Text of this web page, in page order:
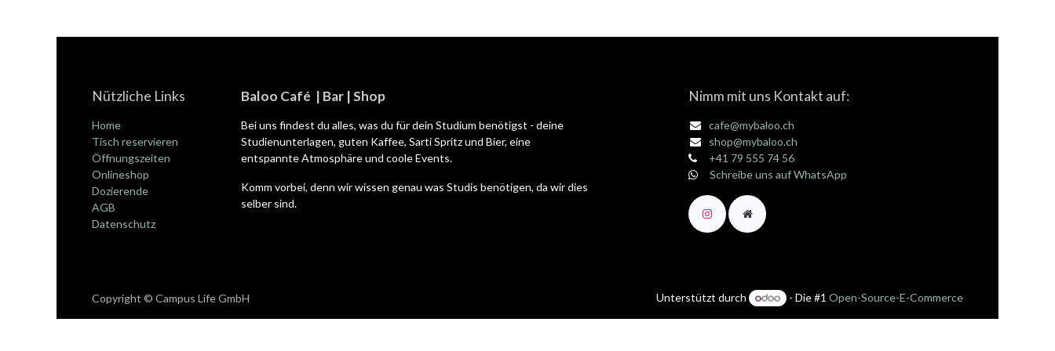
Nützliche Links
Home
Tisch reservieren
Öffnungszeiten
Onlineshop
Dozierende
AGB
Datenschutz
Baloo Café | Bar | Shop
Bei uns findest du alles, was du für dein Studium benötigst - deine
Studienunterlagen, guten Kaffee, Sarti Spritz und Bier, eine
entspannte Atmosphäre und coole Events.
Komm vorbei, denn wir wissen genau was Studis benötigen, da wir dies
selber sind.
Nimm mit uns Kontakt auf:
cafe@mybaloo.ch
shop@mybaloo.ch
+41 79 555 74 56
Schreibe uns auf WhatsApp
Copyright © Campus Life GmbH Unterstützt durch - Die #1 Open-Source-E-Commerce